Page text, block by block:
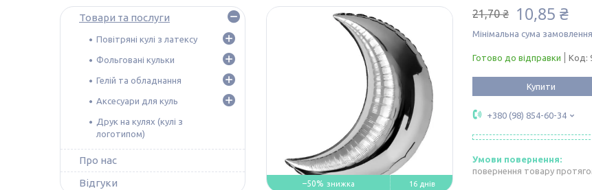
–50% 16 днів
21,70 ₴ 10,85 ₴
Мінімальна сума
Готово до відправки Код:
Купити
+380 (98) 854-60-34
повернення товару
Товари та послуги
Повітряні кулі з латексу
Фольговані кульки
Гелій та обладнання
Аксесуари для куль
Друк на кулях (кулі з
логотипом)
Про нас
Відгуки